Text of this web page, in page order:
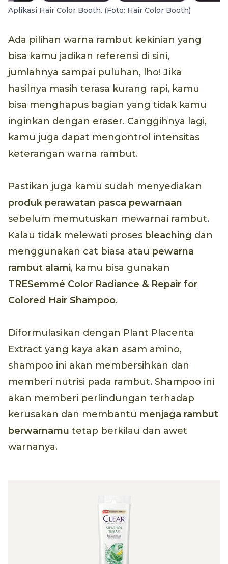
Aplikasi Hair Color Booth. (Foto: Hair Color Booth)
Ada pilihan warna rambut kekinian yang
bisa kamu jadikan referensi di sini,
jumlahnya sampai puluhan, lho! Jika
hasilnya masih terasa kurang rapi, kamu
bisa menghapus bagian yang tidak kamu
inginkan dengan eraser. Canggihnya lagi,
kamu juga dapat mengontrol intensitas
keterangan warna rambut.
Pastikan juga kamu sudah menyediakan
produk perawatan pasca pewarnaan
sebelum memutuskan mewarnai rambut.
Kalau tidak melewati proses bleaching dan
menggunakan cat biasa atau pewarna
rambut alami, kamu bisa gunakan
TRESemmé Color Radiance & Repair for
Colored Hair Shampoo.
Diformulasikan dengan Plant Placenta
Extract yang kaya akan asam amino,
shampoo ini akan membersihkan dan
memberi nutrisi pada rambut. Shampoo ini
akan memberi perlindungan terhadap
kerusakan dan membantu menjaga rambut
berwarnamu tetap berkilau dan awet
warnanya.